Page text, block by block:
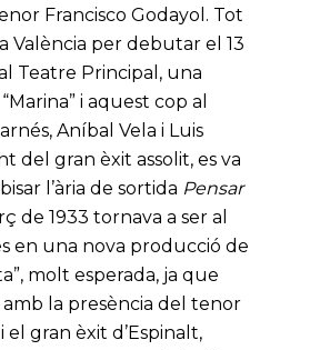
Francisco Godayol. Tot
València per debutar el 13
Teatre Principal, una
i aquest cop al
Aníbal Vela i Luis
del gran èxit assolit, es va
l’ària de sortida Pensar
de 1933 tornava a ser al
en una nova producció de
molt esperada, ja que
la presència del tenor
gran èxit d’Espinalt,